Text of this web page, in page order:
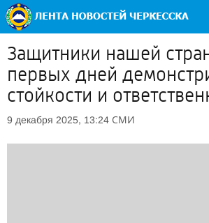
Защитники нашей
первых дней
стойкости и
9 декабря 2025, 13:24 СМИ